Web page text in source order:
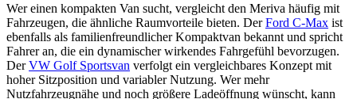
Wer einen kompakten Van sucht, vergleicht den Meriva häufig mit
Fahrzeugen, die ähnliche Raumvorteile bieten. DerFord C-Max ist
ebenfalls als familienfreundlicher Kompaktvan bekannt und spricht
Fahrer an, die ein dynamischer wirkendes Fahrgefühl bevorzugen.
DerVW Golf Sportsvan verfolgt ein vergleichbares Konzept mit
hoher Sitzposition und variabler Nutzung. Wer mehr
Nutzfahrzeugnähe und noch größere Ladeöffnung wünscht, kann